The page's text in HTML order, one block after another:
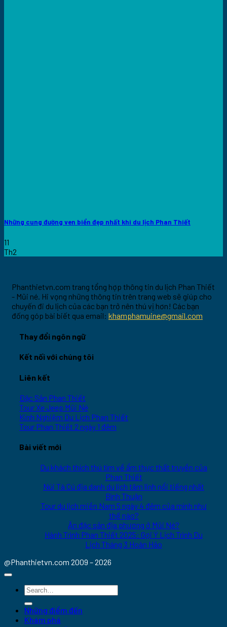
Những cung đường ven biển đẹp nhất khi du lịch Phan Thiết
11
Th2
Phanthietvn.com trang tổng hợp thông tin du lịch Phan Thiết
- Mũi né. Hi vọng những thông tin trên trang web sẽ giúp cho
chuyến đi du lịch của các bạn trở nên thú vị hơn! Các bạn
đống góp bài biết qua email: khamphamuine@gmail.com
Thay đổi ngôn ngữ
Kết nối với chúng tôi
Liên kết
Đặc Sản Phan Thiết
Tour Xe Jeep Mũi Né
Kinh Nghiệm Du Lịch Phan Thiết
Tour Phan Thiết 2 ngày 1 đêm
Bài viết mới
Du khách thích thú tìm về ẩm thực thất truyền của
Phan Thiết
Núi Tà Cú địa danh du lịch tâm linh nổi tiếng nhất
Bình Thuận
Tour du lịch miền Nam 5 ngày 4 đêm của mình như
thế nào?
Ăn đặc sản địa phương ở Mũi Né?
Hành Trình Phan Thiết 2025: Gợi Ý Lịch Trình Du
Lịch Tháng 3 Hoàn Hảo
@Phanthietvn.com 2009 – 2026
Những điểm đến
Khám phá